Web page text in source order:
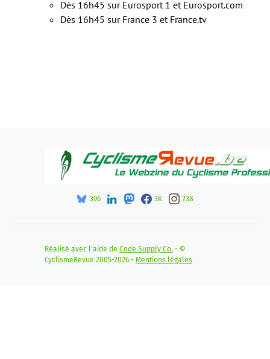
Dès 16h45 sur Eurosport 1 et Eurosport.com
Dès 16h45 sur France 3 et France.tv
396 3K 238
Réalisé avec l'aide de Code Supply Co. - ©
CyclismeRevue 2005-2026 - Mentions légales